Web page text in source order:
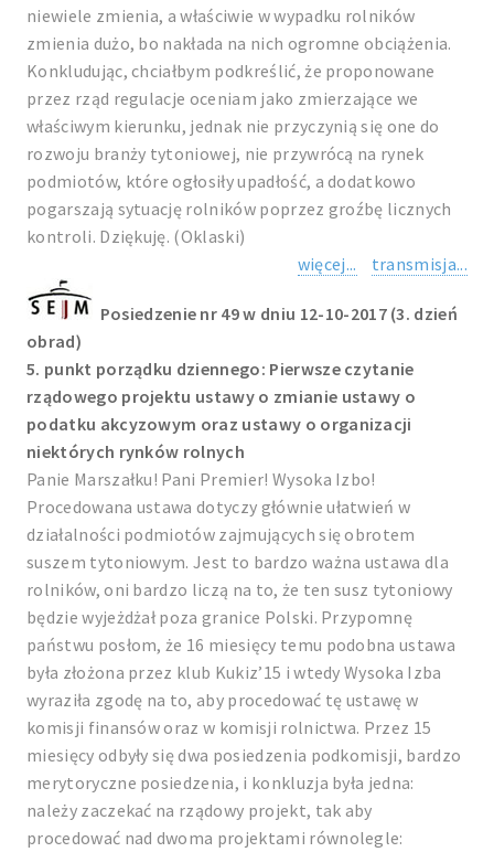
niewiele zmienia, a właściwie w wypadku rolników
zmienia dużo, bo nakłada na nich ogromne obciążenia.
Konkludując, chciałbym podkreślić, że proponowane
przez rząd regulacje oceniam jako zmierzające we
właściwym kierunku, jednak nie przyczynią się one do
rozwoju branży tytoniowej, nie przywrócą na rynek
podmiotów, które ogłosiły upadłość, a dodatkowo
pogarszają sytuację rolników poprzez groźbę licznych
kontroli. Dziękuję. (Oklaski)
więcej...
transmisja...
Posiedzenie nr 49 w dniu 12-10-2017 (3. dzień
obrad)
5. punkt porządku dziennego: Pierwsze czytanie
rządowego projektu ustawy o zmianie ustawy o
podatku akcyzowym oraz ustawy o organizacji
niektórych rynków rolnych
Panie Marszałku! Pani Premier! Wysoka Izbo!
Procedowana ustawa dotyczy głównie ułatwień w
działalności podmiotów zajmujących się obrotem
suszem tytoniowym. Jest to bardzo ważna ustawa dla
rolników, oni bardzo liczą na to, że ten susz tytoniowy
będzie wyjeżdżał poza granice Polski. Przypomnę
państwu posłom, że 16 miesięcy temu podobna ustawa
była złożona przez klub Kukiz’15 i wtedy Wysoka Izba
wyraziła zgodę na to, aby procedować tę ustawę w
komisji finansów oraz w komisji rolnictwa. Przez 15
miesięcy odbyły się dwa posiedzenia podkomisji, bardzo
merytoryczne posiedzenia, i konkluzja była jedna:
należy zaczekać na rządowy projekt, tak aby
procedować nad dwoma projektami równolegle: